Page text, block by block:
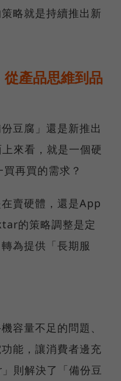
略就是持續推出新
產品思維到品
豆腐」還是新推出
來看，就是一個硬
再買的需求？
在賣硬體，還是App
的策略調整是定
為提供「長期服
容量不足的問題、
能，讓消費者邊充
則解決了「備份豆